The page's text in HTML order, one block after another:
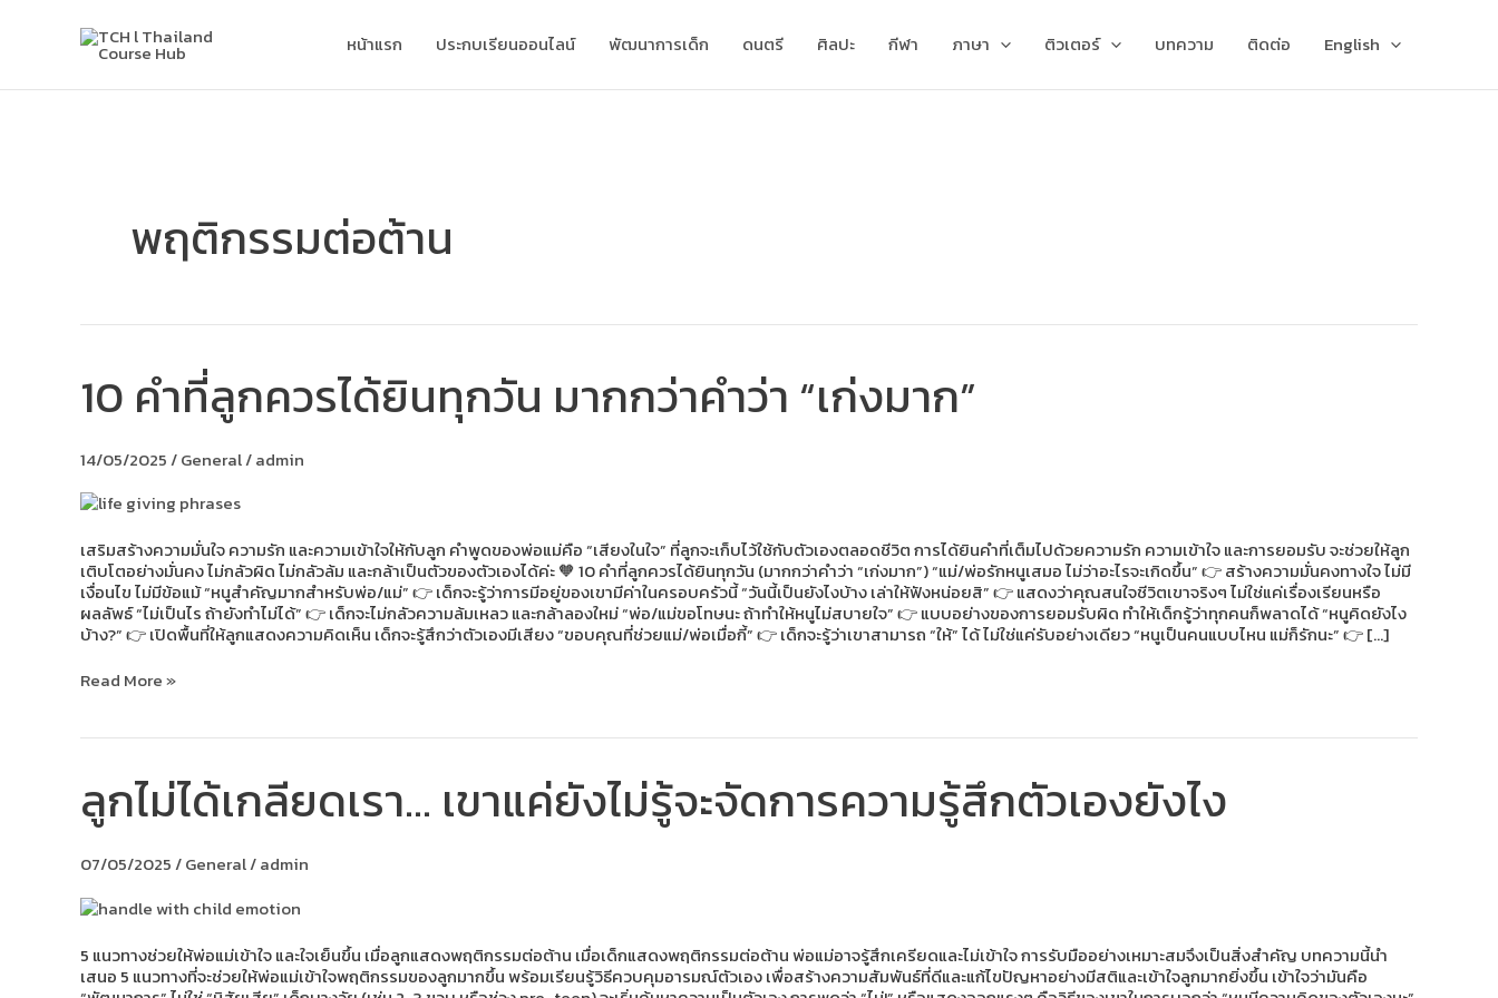
หน้าแรก ประกบเรียนออนไลน์ พัฒนาการเด็ก ดนตรี ศิลปะ กีฬา ภาษา ติวเตอร์ บทความ ติดต่อ English
พฤติกรรมต่อต้าน
10 คำที่ลูกควรได้ยินทุกวัน มากกว่าคำว่า “เก่งมาก”
14/05/2025/General/admin
เสริมสร้างความมั่นใจ ความรัก และความเข้าใจให้กับลูก คำพูดของพ่อแม่คือ “เสียงในใจ” ที่ลูกจะเก็บไว้ใช้กับตัวเองตลอดชีวิต การได้ยินคำที่เต็มไปด้วยความรัก ความเข้าใจ และการยอมรับ จะช่วยให้ลูก
เติบโตอย่างมั่นคง ไม่กลัวผิด ไม่กลัวล้ม และกล้าเป็นตัวของตัวเองได้ค่ะ 🧡 10 คำที่ลูกควรได้ยินทุกวัน (มากกว่าคำว่า “เก่งมาก”) “แม่/พ่อรักหนูเสมอ ไม่ว่าอะไรจะเกิดขึ้น” 👉 สร้างความมั่นคงทางใจ ไม่มี
เงื่อนไข ไม่มีข้อแม้ “หนูสำคัญมากสำหรับพ่อ/แม่” 👉 เด็กจะรู้ว่าการมีอยู่ของเขามีค่าในครอบครัวนี้ “วันนี้เป็นยังไงบ้าง เล่าให้ฟังหน่อยสิ” 👉 แสดงว่าคุณสนใจชีวิตเขาจริงๆ ไม่ใช่แค่เรื่องเรียนหรือ
ผลลัพธ์ “ไม่เป็นไร ถ้ายังทำไม่ได้” 👉 เด็กจะไม่กลัวความล้มเหลว และกล้าลองใหม่ “พ่อ/แม่ขอโทษนะ ถ้าทำให้หนูไม่สบายใจ” 👉 แบบอย่างของการยอมรับผิด ทำให้เด็กรู้ว่าทุกคนก็พลาดได้ “หนูคิดยังไง
บ้าง?” 👉 เปิดพื้นที่ให้ลูกแสดงความคิดเห็น เด็กจะรู้สึกว่าตัวเองมีเสียง “ขอบคุณที่ช่วยแม่/พ่อเมื่อกี้” 👉 เด็กจะรู้ว่าเขาสามารถ “ให้” ได้ ไม่ใช่แค่รับอย่างเดียว “หนูเป็นคนแบบไหน แม่ก็รักนะ” 👉 […]
คำ
ที่
ควร
ทุก
มากกว่า
คำ
ว่า
“เก่ง
มาก”
Read More »
ลูกไม่ได้เกลียดเรา… เขาแค่ยังไม่รู้จะจัดการความรู้สึกตัวเองยังไง
07/05/2025/General/admin
5 แนวทางช่วยให้พ่อแม่เข้าใจ และใจเย็นขึ้น เมื่อลูกแสดงพฤติกรรมต่อต้าน เมื่อเด็กแสดงพฤติกรรมต่อต้าน พ่อแม่อาจรู้สึกเครียดและไม่เข้าใจ การรับมืออย่างเหมาะสมจึงเป็นสิ่งสำคัญ บทความนี้นำ
เสนอ 5 แนวทางที่จะช่วยให้พ่อแม่เข้าใจพฤติกรรมของลูกมากขึ้น พร้อมเรียนรู้วิธีควบคุมอารมณ์ตัวเอง เพื่อสร้างความสัมพันธ์ที่ดีและแก้ไขปัญหาอย่างมีสติและเข้าใจลูกมากยิ่งขึ้น เข้าใจว่ามันคือ
ไม่
ได้
เรา…
แค่
ไม่รู้
จะ